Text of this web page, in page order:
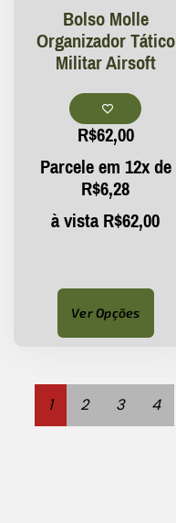
Bolso Molle
Organizador Tático
Militar Airsoft
R$62,00
Parcele em 12x de
R$6,28
à vistaR$62,00
Ver Opções
1 2 3 4